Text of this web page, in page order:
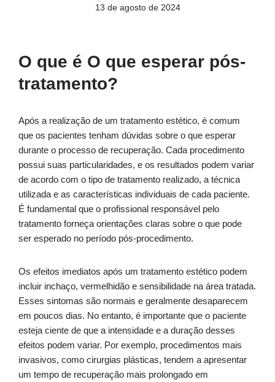
13 de agosto de 2024
O que é O que esperar pós-
tratamento?
Após a realização de um tratamento estético, é comum
que os pacientes tenham dúvidas sobre o que esperar
durante o processo de recuperação. Cada procedimento
possui suas particularidades, e os resultados podem variar
de acordo com o tipo de tratamento realizado, a técnica
utilizada e as características individuais de cada paciente.
É fundamental que o profissional responsável pelo
tratamento forneça orientações claras sobre o que pode
ser esperado no período pós-procedimento.
Os efeitos imediatos após um tratamento estético podem
incluir inchaço, vermelhidão e sensibilidade na área tratada.
Esses sintomas são normais e geralmente desaparecem
em poucos dias. No entanto, é importante que o paciente
esteja ciente de que a intensidade e a duração desses
efeitos podem variar. Por exemplo, procedimentos mais
invasivos, como cirurgias plásticas, tendem a apresentar
um tempo de recuperação mais prolongado em